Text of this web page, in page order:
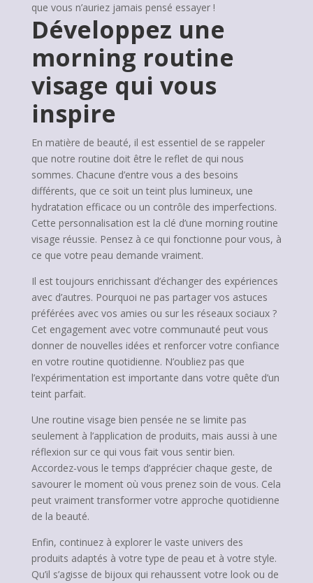
que vous n’auriez jamais pensé essayer !
Développez une
morning routine
visage qui vous
inspire
En matière de beauté, il est essentiel de se rappeler
que notre routine doit être le reflet de qui nous
sommes. Chacune d’entre vous a des besoins
différents, que ce soit un teint plus lumineux, une
hydratation efficace ou un contrôle des imperfections.
Cette personnalisation est la clé d’une morning routine
visage réussie. Pensez à ce qui fonctionne pour vous, à
ce que votre peau demande vraiment.
Il est toujours enrichissant d’échanger des expériences
avec d’autres. Pourquoi ne pas partager vos astuces
préférées avec vos amies ou sur les réseaux sociaux ?
Cet engagement avec votre communauté peut vous
donner de nouvelles idées et renforcer votre confiance
en votre routine quotidienne. N’oubliez pas que
l’expérimentation est importante dans votre quête d’un
teint parfait.
Une routine visage bien pensée ne se limite pas
seulement à l’application de produits, mais aussi à une
réflexion sur ce qui vous fait vous sentir bien.
Accordez-vous le temps d’apprécier chaque geste, de
savourer le moment où vous prenez soin de vous. Cela
peut vraiment transformer votre approche quotidienne
de la beauté.
Enfin, continuez à explorer le vaste univers des
produits adaptés à votre type de peau et à votre style.
Qu’il s’agisse de bijoux qui rehaussent votre look ou de